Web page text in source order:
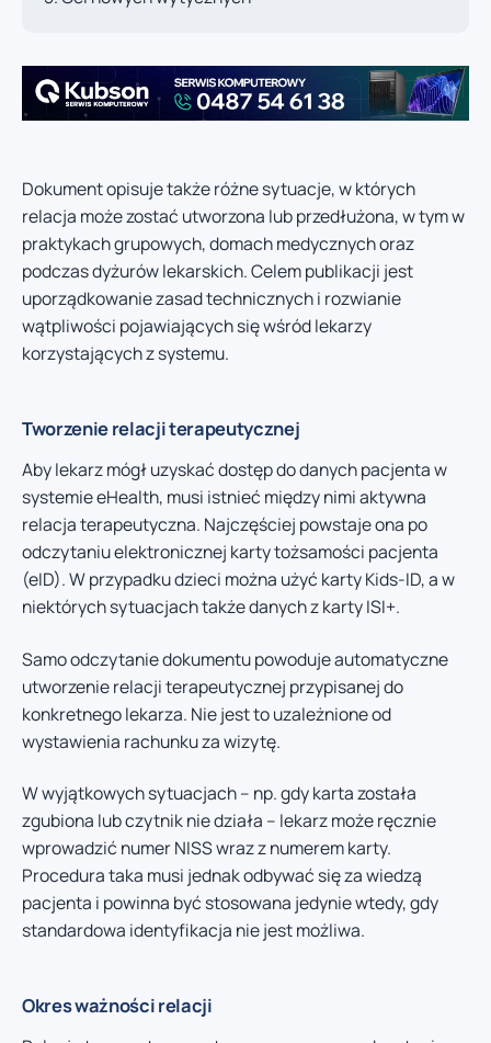
Dokument opisuje także różne sytuacje, w których
relacja może zostać utworzona lub przedłużona, w tym w
praktykach grupowych, domach medycznych oraz
podczas dyżurów lekarskich. Celem publikacji jest
uporządkowanie zasad technicznych i rozwianie
wątpliwości pojawiających się wśród lekarzy
korzystających z systemu.
Tworzenie relacji terapeutycznej
Aby lekarz mógł uzyskać dostęp do danych pacjenta w
systemie eHealth, musi istnieć między nimi aktywna
relacja terapeutyczna. Najczęściej powstaje ona po
odczytaniu elektronicznej karty tożsamości pacjenta
(eID). W przypadku dzieci można użyć karty Kids-ID, a w
niektórych sytuacjach także danych z karty ISI+.
Samo odczytanie dokumentu powoduje automatyczne
utworzenie relacji terapeutycznej przypisanej do
konkretnego lekarza. Nie jest to uzależnione od
wystawienia rachunku za wizytę.
W wyjątkowych sytuacjach – np. gdy karta została
zgubiona lub czytnik nie działa – lekarz może ręcznie
wprowadzić numer NISS wraz z numerem karty.
Procedura taka musi jednak odbywać się za wiedzą
pacjenta i powinna być stosowana jedynie wtedy, gdy
standardowa identyfikacja nie jest możliwa.
Okres ważności relacji